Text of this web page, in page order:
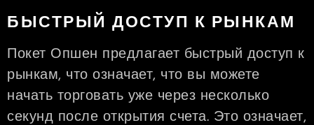
БЫСТРЫЙ ДОСТУП К РЫНКАМ
Покет Опшен предлагает быстрый доступ к
рынкам, что означает, что вы можете
начать торговать уже через несколько
секунд после открытия счета. Это означает,